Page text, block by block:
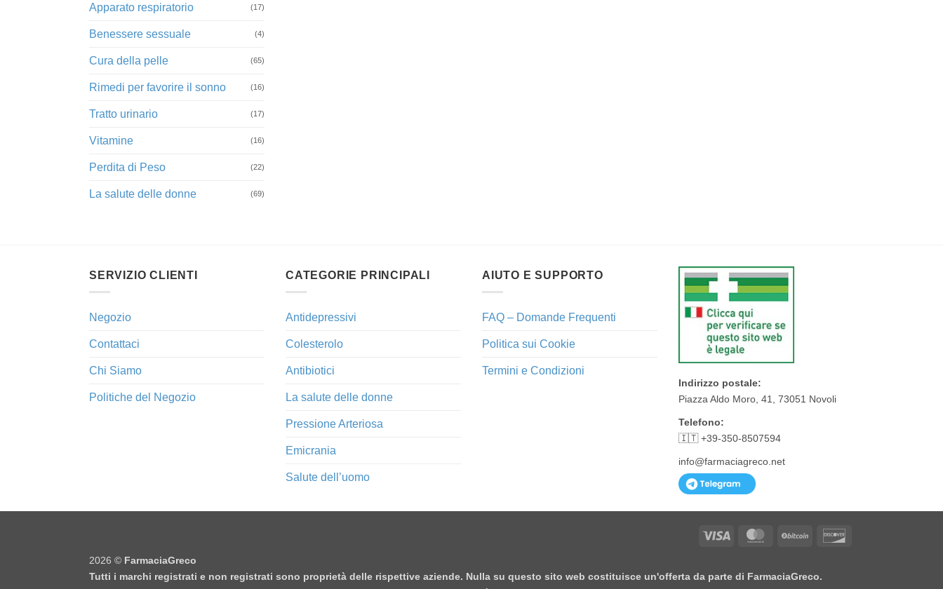
Apparato respiratorio (17)
Benessere sessuale (4)
Cura della pelle (65)
Rimedi per favorire il sonno (16)
Tratto urinario (17)
Vitamine (16)
Perdita di Peso (22)
La salute delle donne (69)
SERVIZIO CLIENTI
Negozio
Contattaci
Chi Siamo
Politiche del Negozio
CATEGORIE PRINCIPALI
Antidepressivi
Colesterolo
Antibiotici
La salute delle donne
Pressione Arteriosa
Emicrania
Salute dell’uomo
AIUTO E SUPPORTO
FAQ – Domande Frequenti
Politica sui Cookie
Termini e Condizioni
Indirizzo postale:
Piazza Aldo Moro, 41, 73051 Novoli
Telefono:
🇮🇹 +39-350-8507594
info@farmaciagreco.net
Visa MasterCardBitCoin
2026 © FarmaciaGreco
Tutti i marchi registrati e non registrati sono proprietà delle rispettive aziende. Nulla su questo sito web costituisce un'offerta da parte di FarmaciaGreco.